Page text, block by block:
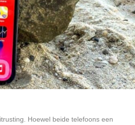
Hoewel beide telefoons een